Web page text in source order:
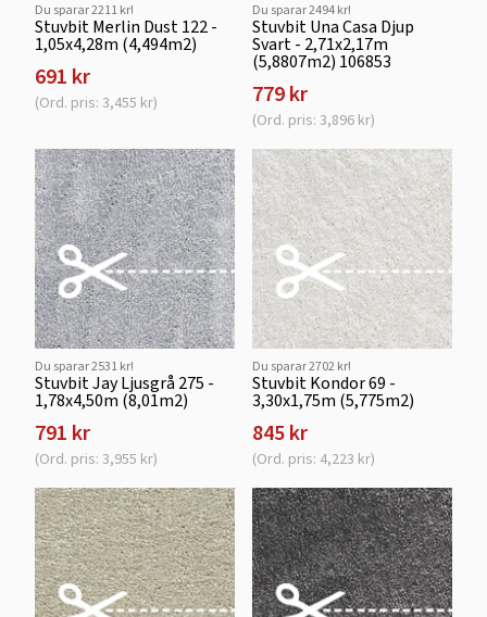
Du sparar 2211 kr!
Stuvbit Merlin Dust 122 -
1,05x4,28m (4,494m2)
691 kr
(Ord. pris: 3,455 kr)
Du sparar 2494 kr!
Stuvbit Una Casa Djup
Svart - 2,71x2,17m
(5,8807m2) 106853
779 kr
(Ord. pris: 3,896 kr)
Du sparar 2531 kr!
Stuvbit Jay Ljusgrå 275 -
1,78x4,50m (8,01m2)
791 kr
(Ord. pris: 3,955 kr)
Du sparar 2702 kr!
Stuvbit Kondor 69 -
3,30x1,75m (5,775m2)
845 kr
(Ord. pris: 4,223 kr)